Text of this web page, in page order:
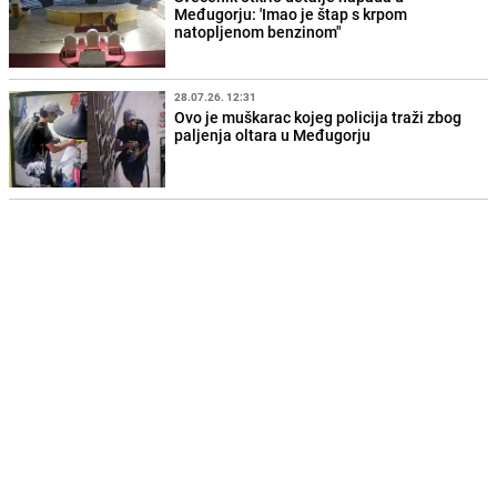
Međugorju: 'Imao je štap s krpom
natopljenom benzinom"
28.07.26. 12:31
Ovo je muškarac kojeg policija traži zbog
paljenja oltara u Međugorju